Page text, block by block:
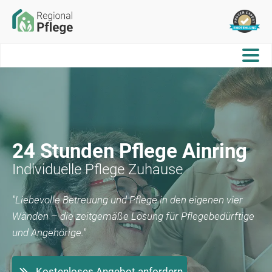
24 Stunden Pflege Ainring
Individuelle Pflege Zuhause
"Liebevolle Betreuung und Pflege in den eigenen vier
Wänden – die zeitgemäße Lösung für Pflegebedürftige
und Angehörige."